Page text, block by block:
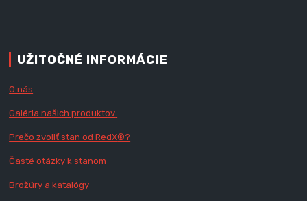
UŽITOČNÉ INFORMÁCIE
O nás
Galéria našich produktov
Prečo zvoliť stan od RedX®?
Časté otázky k stanom
Brožúry a katalógy